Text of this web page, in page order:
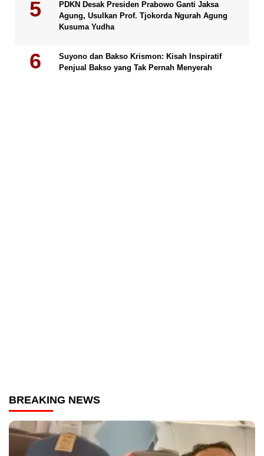
PDKN Desak Presiden Prabowo Ganti Jaksa
Agung, Usulkan Prof. Tjokorda Ngurah Agung
Kusuma Yudha
Suyono dan Bakso Krismon: Kisah Inspiratif
Penjual Bakso yang Tak Pernah Menyerah
BREAKING NEWS